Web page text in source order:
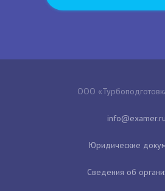
ООО
Юридические
Сведения об